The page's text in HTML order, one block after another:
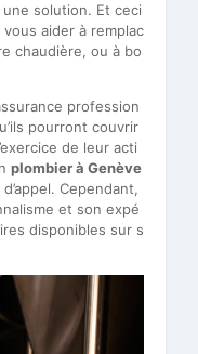
solution. Et ceci
aider à remplac
chaudière, ou à bo
profession
pourront couvrir
de leur acti
plombier à Genève
Cependant,
et son expé
disponibles sur s